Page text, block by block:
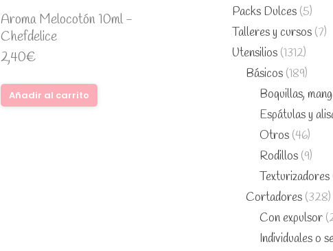
Aroma Melocotón 10ml -
Chefdelice
2,40€
Añadir al carrito
Packs Dulces (5)
Talleres y cursos (7)
Utensilios (1312)
Básicos (189)
Boquillas,
Espátulas y
Otros (46)
Rodillos (9)
Texturizadores
Cortadores (328)
Con expulsor
Individuales o